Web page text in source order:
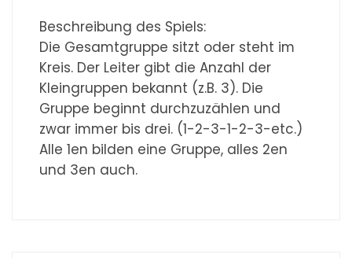
Beschreibung des Spiels:
Die Gesamtgruppe sitzt oder steht im
Kreis. Der Leiter gibt die Anzahl der
Kleingruppen bekannt (z.B. 3). Die
Gruppe beginnt durchzuzählen und
zwar immer bis drei. (1-2-3-1-2-3-etc.)
Alle 1en bilden eine Gruppe, alles 2en
und 3en auch.